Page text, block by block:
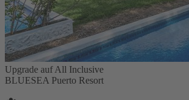
Upgrade auf All Inclusive
BLUESEA Puerto Resort